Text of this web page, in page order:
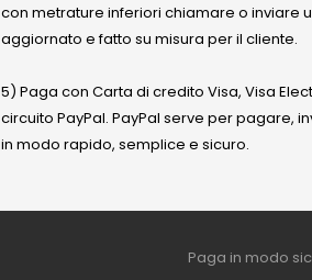
con metrature inferiori chiamare o inviare
aggiornato e fatto su misura per il cliente.
5) Paga con Carta di credito Visa, Visa
circuito PayPal. PayPal serve per pagare,
in modo rapido, semplice e sicuro.
Paga in modo